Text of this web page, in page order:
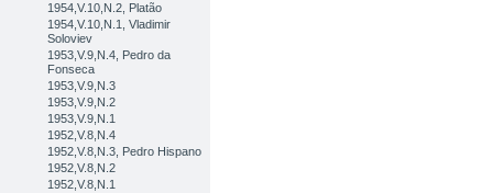
1954,V.10,N.2, Platão
1954,V.10,N.1, Vladimir
Soloviev
1953,V.9,N.4, Pedro da
Fonseca
1953,V.9,N.3
1953,V.9,N.2
1953,V.9,N.1
1952,V.8,N.4
1952,V.8,N.3, Pedro Hispano
1952,V.8,N.2
1952,V.8,N.1